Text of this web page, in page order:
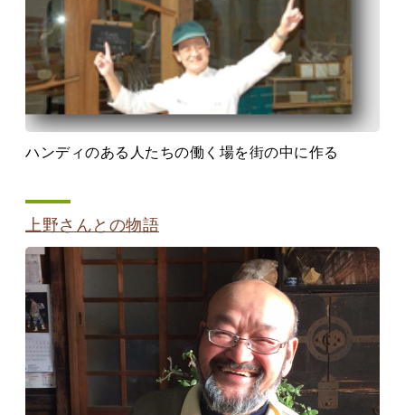
ハンディのある人たちの働く場を街の中に作る
上野さんとの物語